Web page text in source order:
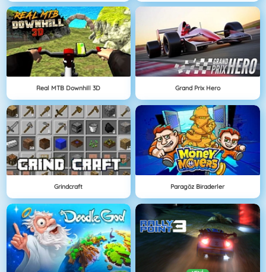
Real MTB Downhill 3D Grand Prix Hero
Grindcraft Paragöz Biraderler